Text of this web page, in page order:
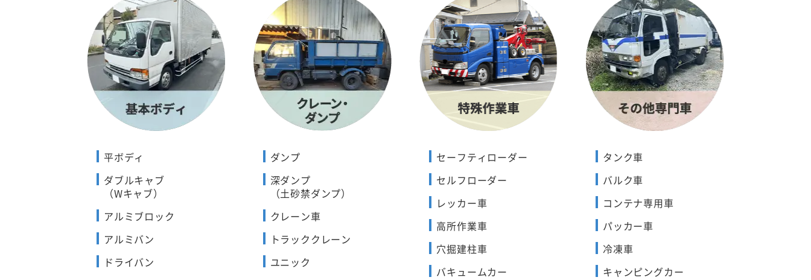
平ボディ
ダブルキャブ
（Wキャブ）
アルミブロック
アルミバン
ドライバン
ダンプ
深ダンプ
（土砂禁ダンプ）
クレーン車
トラッククレーン
ユニック
セーフティローダー
セルフローダー
レッカー車
高所作業車
穴掘建柱車
バキュームカー
タンク車
バルク車
コンテナ専用車
パッカー車
冷凍車
キャンピングカー